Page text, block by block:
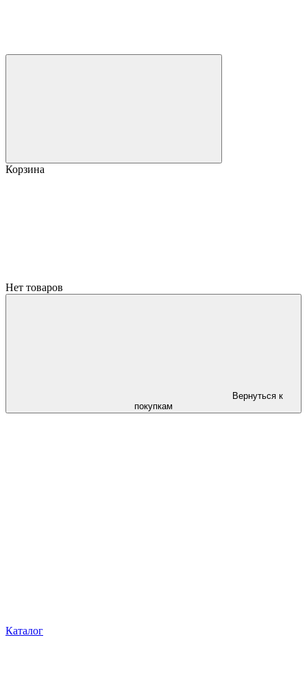
Корзина
Нет товаров
Вернуться к
покупкам
Каталог